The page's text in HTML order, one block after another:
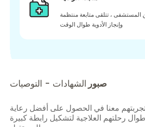
المستشفى ، تتلقى متابعة منتظمة
وإنجاز الأدوية طوال الوقت
صبور الشهادات - التوصيات
معنا في الحصول على أفضل رعاية
رحلتهم العلاجية لتشكيل رابطة كبيرة